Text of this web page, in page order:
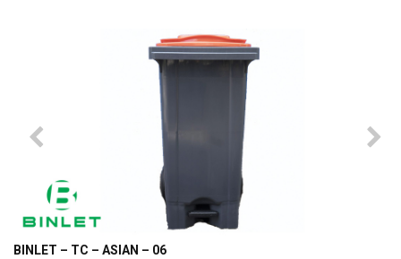
BINLET – TC – ASIAN – 06